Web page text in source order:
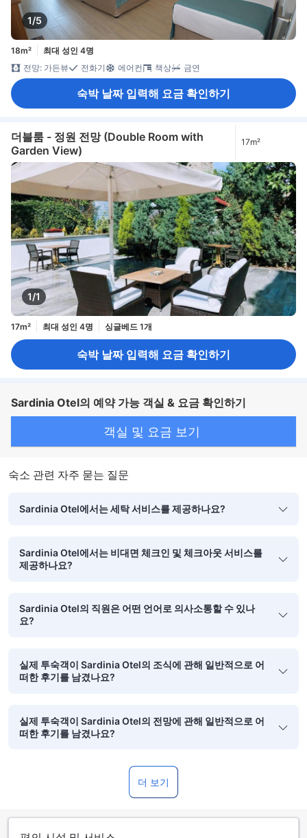
1/5
18m²
최대 성인 4명
전망: 가든뷰
전화기 에어컨 책상 금연
숙박 날짜 입력해 요금 확인하기
더블룸 - 정원 전망 (Double Room with
Garden View)
17m²
1/1
17m² 최대 성인 4명 싱글베드 1개
숙박 날짜 입력해 요금 확인하기
Sardinia Otel의 예약 가능 객실 & 요금 확인하기
객실 및 요금 보기
숙소 관련 자주 묻는 질문
Sardinia Otel에서는 세탁 서비스를 제공하나요?
Sardinia Otel에서는 비대면 체크인 및 체크아웃 서비스를
제공하나요?
Sardinia Otel의 직원은 어떤 언어로 의사소통할 수 있나
요?
실제 투숙객이 Sardinia Otel의 조식에 관해 일반적으로 어
떠한 후기를 남겼나요?
실제 투숙객이 Sardinia Otel의 전망에 관해 일반적으로 어
떠한 후기를 남겼나요?
더 보기